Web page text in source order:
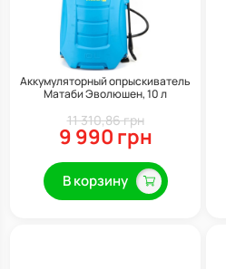
Аккумуляторный опрыскиватель
Матаби Эволюшен, 10 л
9 990 грн
11 310,86 грн
В корзину